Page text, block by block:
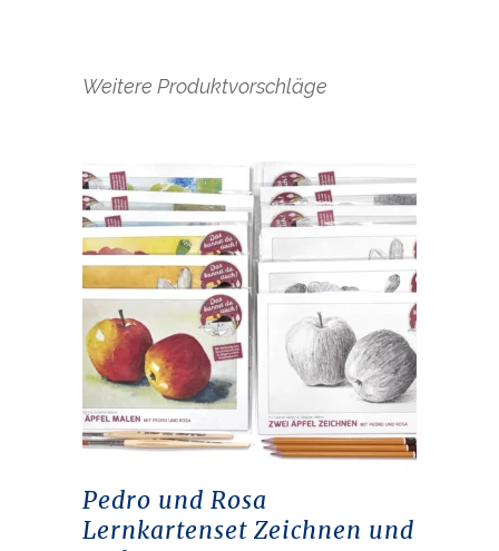
Weitere Produktvorschläge
Pedro und Rosa
Lernkartenset Zeichnen und